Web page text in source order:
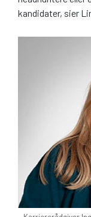
kandidater, sier